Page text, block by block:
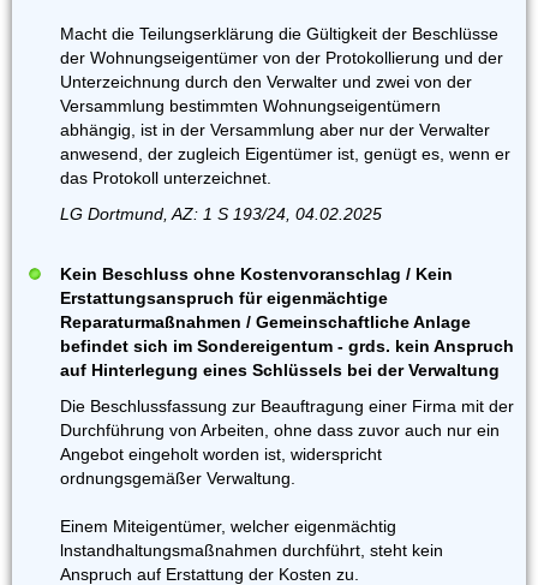
Macht die Teilungserklärung die Gültigkeit der Beschlüsse
der Wohnungseigentümer von der Protokollierung und der
Unterzeichnung durch den Verwalter und zwei von der
Versammlung bestimmten Wohnungseigentümern
abhängig, ist in der Versammlung aber nur der Verwalter
anwesend, der zugleich Eigentümer ist, genügt es, wenn er
das Protokoll unterzeichnet.
LG Dortmund, AZ: 1 S 193/24, 04.02.2025
Kein Beschluss ohne Kostenvoranschlag / Kein
Erstattungsanspruch für eigenmächtige
Reparaturmaßnahmen / Gemeinschaftliche Anlage
befindet sich im Sondereigentum - grds. kein Anspruch
auf Hinterlegung eines Schlüssels bei der Verwaltung
Die Beschlussfassung zur Beauftragung einer Firma mit der
Durchführung von Arbeiten, ohne dass zuvor auch nur ein
Angebot eingeholt worden ist, widerspricht
ordnungsgemäßer Verwaltung.
Einem Miteigentümer, welcher eigenmächtig
lnstandhaltungsmaßnahmen durchführt, steht kein
Anspruch auf Erstattung der Kosten zu.